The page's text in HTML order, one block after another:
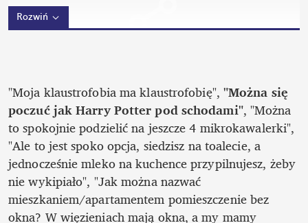
Rozwiń
"Moja klaustrofobia ma klaustrofobię", "Można się
poczuć jak Harry Potter pod schodami", "Można
to spokojnie podzielić na jeszcze 4 mikrokawalerki",
"Ale to jest spoko opcja, siedzisz na toalecie, a
jednocześnie mleko na kuchence przypilnujesz, żeby
nie wykipiało", "Jak można nazwać
mieszkaniem/apartamentem pomieszczenie bez
okna? W więzieniach mają okna, a my mamy